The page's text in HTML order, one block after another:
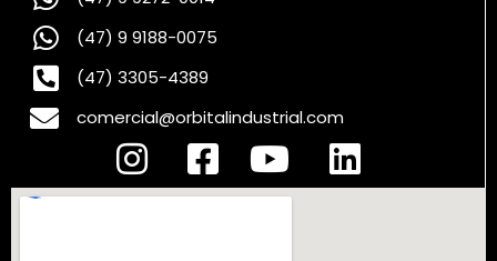
(47) 9 9188-0075
(47) 3305-4389
comercial@orbitalindustrial.com